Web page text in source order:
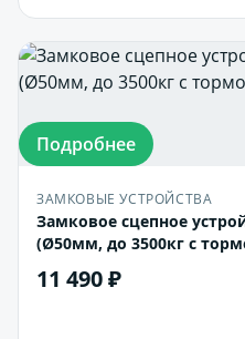
Подробнее
ЗАМКОВЫЕ УСТРОЙСТВА
Замковое сцепное
(Ø50мм, до 3500кг с
11 490 ₽